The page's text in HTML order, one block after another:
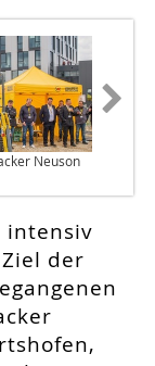
Neuson
intensiv
der